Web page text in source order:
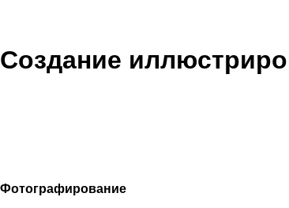
Создание
Фотографирование